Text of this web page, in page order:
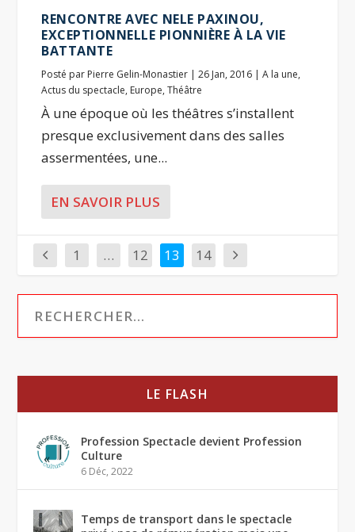
RENCONTRE AVEC NELE PAXINOU,
EXCEPTIONNELLE PIONNIÈRE À LA VIE
BATTANTE
Posté par Pierre Gelin-Monastier |26 Jan, 2016 |A la une,
Actus du spectacle, Europe,Théâtre
À une époque où les théâtres s’installent
presque exclusivement dans des salles
assermentées, une...
EN SAVOIR PLUS
1 … 12 13 14
LE FLASH
Profession Spectacle devient Profession
Culture
6 Déc, 2022
Temps de transport dans le spectacle